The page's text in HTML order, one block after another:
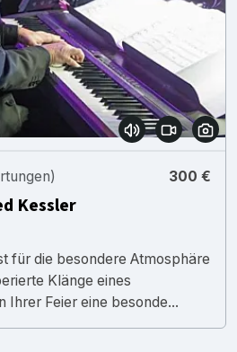
300 €
Kessler
für die besondere Atmosphäre
Klänge eines
Ihrer Feier eine besonde...